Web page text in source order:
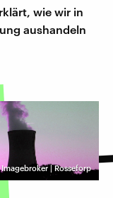
wie wir in
aushandeln
| Rosseforp